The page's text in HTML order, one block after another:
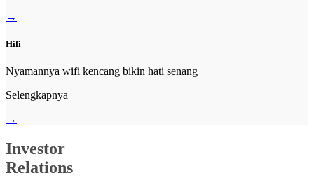
→
Hifi
Nyamannya wifi kencang bikin hati senang
Selengkapnya
→
Investor
Relations